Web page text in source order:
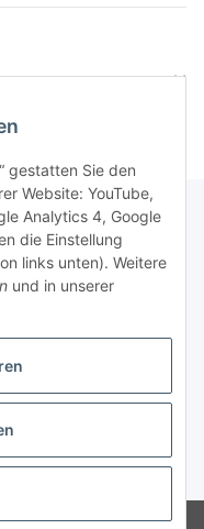
gestatten Sie den
Website: YouTube,
Analytics 4, Google
die Einstellung
links unten). Weitere
und in unserer